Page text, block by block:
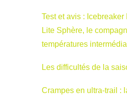
Test et avis :
Lite Sphère, le
températures
Les difficultés de la
Crampes en ultra-trail :